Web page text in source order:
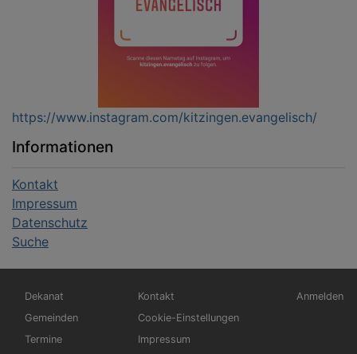
https://www.instagram.com/kitzingen.evangelisch/
Informationen
Kontakt
Impressum
Datenschutz
Suche
Hauptnavigation
Dekanat
Gemeinden
Termine
Fußbereichsmenü
Kontakt
Cookie-Einstellungen
Impressum
Anmelden